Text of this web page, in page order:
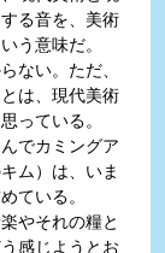
る音を、美術
う意味だ。
ない。ただ、
は、現代美術
っている。
でカミングア
ム）は、いま
ている。
やそれの糧と
感じようとお